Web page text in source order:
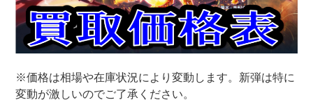
※価格は相場や在庫状況により変動します。新弾は特に
変動が激しいのでご了承ください。